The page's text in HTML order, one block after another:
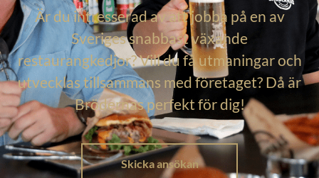
Är du intresserad av att jobba på en av
Sveriges snabbast växande
restaurangkedjor? Vill du få utmaningar och
utvecklas tillsammans med företaget? Då är
Brödernas perfekt för dig!
Skicka ansökan